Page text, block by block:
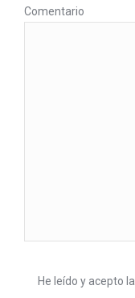
Comentario
He leído y acepto la